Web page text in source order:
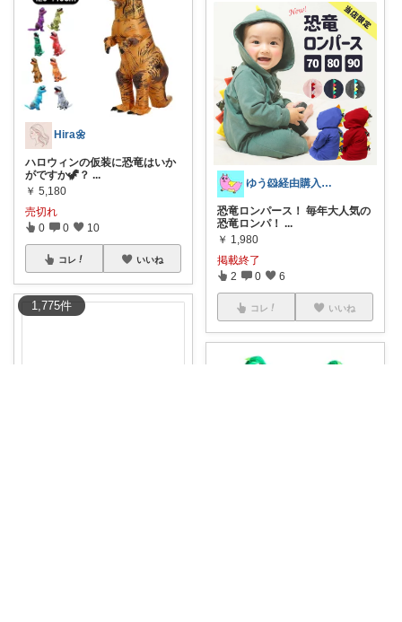
1,775件
Hira🌼
ハロウィンの仮装に恐竜はいか
がですか🦖？ ...
￥ 5,180
売切れ
0 0 10
コレ いいね
ゆう🐹経由購入感謝🙇‍♀️
恐竜ロンパース！ 毎年大人気の
恐竜ロンパ！ ...
￥ 1,980
掲載終了
2 0 6
コレ いいね